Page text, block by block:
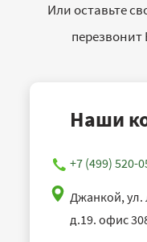
Или оставьте
перезвонит
Наши
+7 (499) 520-
Джанкой, ул.
д.19. офис